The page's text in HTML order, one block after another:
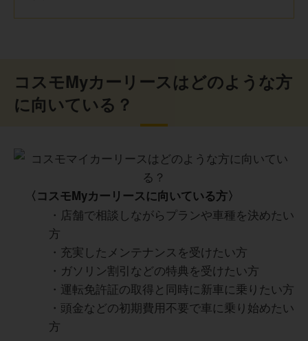
頭金なしで新車に乗れた点が一番良かったです。税金や車
詳しくなくても安心して利用できています。定期的に給油
する機会が多いので、ガソリンスタンド系サービスならで
はの相談しやすさも便利だと感じました。
40代 男性
コスモ石油が運営しているので、ネットだけではなく全国
のガソリンスタンドでも利用できるため、どこからでも利
用がしやすい点が良かったと思います。
給油をする際にも、割引特典があるため、より運用しやす
い点がいいところです。
い世代や転勤族の方にとってはリスクになり得ると感じま
した。また、最終的に自分の手元に残らない仕組みである
ことを常に頭に置いて、過度なカスタマイズを避けるなど
の節度を持った利用が求められます。
契約によって走行距離の上限が決まっているため、長距離
のドライブが多い方には少し窮屈に感じる場面があると思
いました。また、中途解約のハードルが高く、ライフスタ
イルの変化が大きい方には慎重な検討が必要だと感じま
す。最終的に車が自分の所有にならない点も、人によって
はデメリットになり得ます。契約前に、走行距離や解約条
件、残価設定などをしっかり確認しておくことが大切だと
思います。
コスモMyカーリースはどのような方
に向いている？
〈コスモMyカーリースに向いている方〉
・店舗で相談しながらプランや車種を決めたい
方
・充実したメンテナンスを受けたい方
・ガソリン割引などの特典を受けたい方
・運転免許証の取得と同時に新車に乗りたい方
・頭金などの初期費用不要で車に乗り始めたい
方